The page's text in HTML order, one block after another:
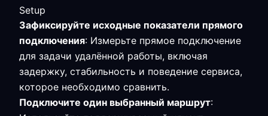
Setup
Зафиксируйте исходные показатели прямого
подключения: Измерьте прямое подключение
для задачи удалённой работы, включая
задержку, стабильность и поведение сервиса,
которое необходимо сравнить.
Подключите один выбранный маршрут: